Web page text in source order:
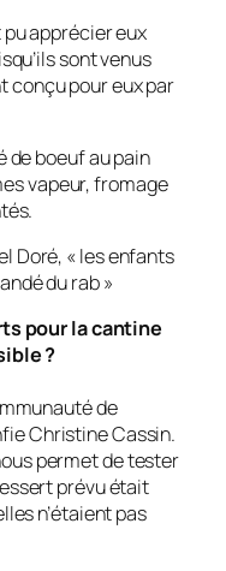
pu apprécier eux
sont venus
conçu pour eux par
de boeuf au pain
vapeur, fromage
Doré, «les enfants
du rab »
pour la cantine
?
de
Christine Cassin.
permet de tester
prévu était
n’étaient pas